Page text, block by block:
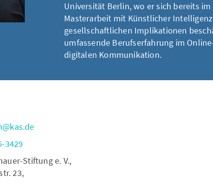
Universität Berlin, wo er sich bereits im
Masterarbeit mit Künstlicher
gesellschaftlichen Implikationen
umfassende Berufserfahrung im
digitalen Kommunikation.
3429
Stiftung e. V.,
23,